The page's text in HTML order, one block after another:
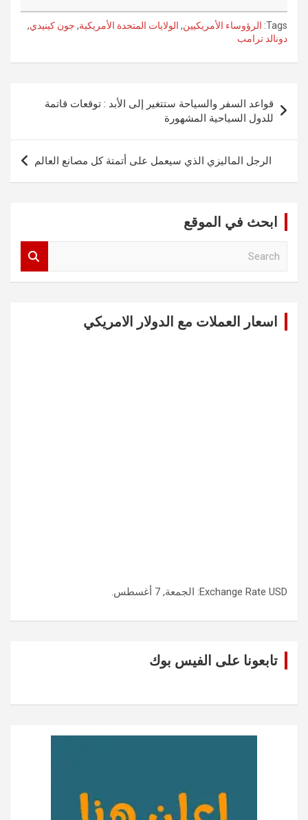
Tags: الرؤوساء الأمريكيين, الولايات المتحدة الأمريكية, جون كينيدي,
دونالد ترامب
المقالات
قواعد السفر والسياحة ستتغير إلى الأبد : توقعات قاتمة
للدول السياحية المشهورة
الرجل الماليزي الذي سيعمل على أتمتة كل مصانع العالم
ابحث في الموقع
اسعار العملات مع الدولار الامريكي
Exchange Rate USD : الجمعة, 7 أغسطس.
تابعونا على الفيس بوك